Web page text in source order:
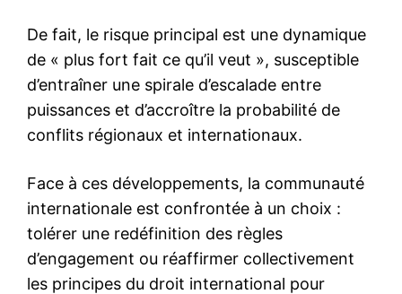
De fait, le risque principal est une dynamique
de « plus fort fait ce qu’il veut », susceptible
d’entraîner une spirale d’escalade entre
puissances et d’accroître la probabilité de
conflits régionaux et internationaux.
Face à ces développements, la communauté
internationale est confrontée à un choix :
tolérer une redéfinition des règles
d’engagement ou réaffirmer collectivement
les principes du droit international pour